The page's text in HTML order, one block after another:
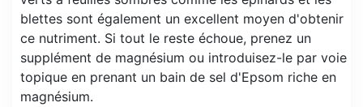
blettes sont également un excellent moyen d'obtenir
ce nutriment. Si tout le reste échoue, prenez un
supplément de magnésium ou introduisez-le par voie
topique en prenant un bain de sel d'Epsom riche en
magnésium.